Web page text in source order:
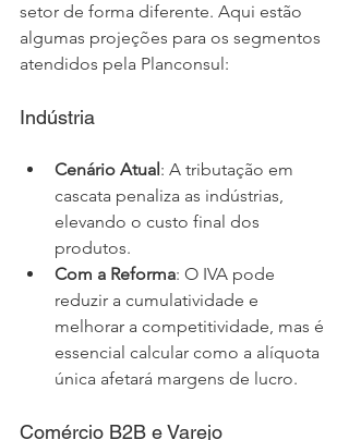
setor de forma diferente. Aqui estão
algumas projeções para os segmentos
atendidos pela Planconsul:
Indústria
Cenário Atual : A tributação em
cascata penaliza as indústrias,
elevando o custo final dos
produtos.
Com a Reforma: O IVA pode
reduzir a cumulatividade e
melhorar a competitividade, mas é
essencial calcular como a alíquota
única afetará margens de lucro.
Comércio B2B e Varejo